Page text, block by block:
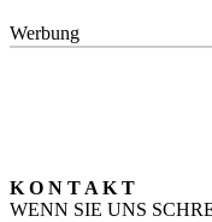
Werbung
K O N T A K T
WENN SIE UNS